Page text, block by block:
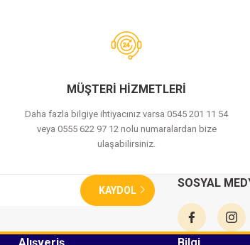
MÜŞTERİ HİZMETLERİ
Daha fazla bilgiye ihtiyacınız varsa 0545 201 11 54
veya 0555 622 97 12 nolu numaralardan bize
ulaşabilirsiniz.
KAYDOL
SOSYAL